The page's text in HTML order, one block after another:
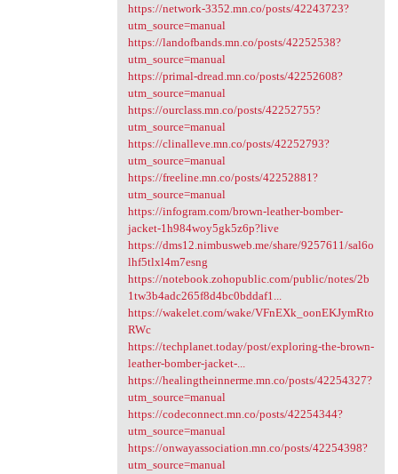
https://network-3352.mn.co/posts/42243723?
utm_source=manual
https://landofbands.mn.co/posts/42252538?
utm_source=manual
https://primal-dread.mn.co/posts/42252608?
utm_source=manual
https://ourclass.mn.co/posts/42252755?
utm_source=manual
https://clinalleve.mn.co/posts/42252793?
utm_source=manual
https://freeline.mn.co/posts/42252881?
utm_source=manual
https://infogram.com/brown-leather-bomber-
jacket-1h984woy5gk5z6p?live
https://dms12.nimbusweb.me/share/9257611/sal6o
lhf5tlxl4m7esng
https://notebook.zohopublic.com/public/notes/2b
1tw3b4adc265f8d4bc0bddaf1...
https://wakelet.com/wake/VFnEXk_oonEKJymRto
RWc
https://techplanet.today/post/exploring-the-brown-
leather-bomber-jacket-...
https://healingtheinnerme.mn.co/posts/42254327?
utm_source=manual
https://codeconnect.mn.co/posts/42254344?
utm_source=manual
https://onwayassociation.mn.co/posts/42254398?
utm_source=manual